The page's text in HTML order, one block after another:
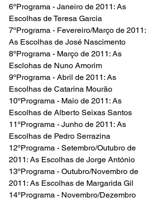
6ºPrograma - Janeiro de 2011: As
Escolhas de Teresa Garcia
7ºPrograma - Fevereiro/Março de 2011:
As Escolhas de José Nascimento
8ºPrograma - Março de 2011: As
Esclohas de Nuno Amorim
9ºPrograma - Abril de 2011: As
Escolhas de Catarina Mourão
10ºPrograma - Maio de 2011: As
Escolhas de Alberto Seixas Santos
11ºPrograma - Junho de 2011: As
Escolhas de Pedro Serrazina
12ºPrograma - Setembro/Outubro de
2011: As Escolhas de Jorge António
13ºPrograma - Outubro/Novembro de
2011: As Escolhas de Margarida Gil
14ºPrograma - Novembro/Dezembro